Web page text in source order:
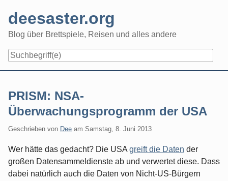
content
deesaster.org
Blog über Brettspiele, Reisen und alles andere
PRISM: NSA-
Überwachungsprogramm der USA
Geschrieben von Dee am Samstag, 8. Juni 2013
Wer hätte das gedacht? Die USA greift die Daten der
großen Datensammeldienste ab und verwertet diese. Dass
dabei natürlich auch die Daten von Nicht-US-Bürgern